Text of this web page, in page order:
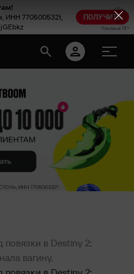
ИНН 7705005321,
ПОЛУЧИТЬ
Реклама 18+
в Destiny 2:
вагину.